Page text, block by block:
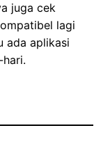
juga cek
lagi
ada aplikasi